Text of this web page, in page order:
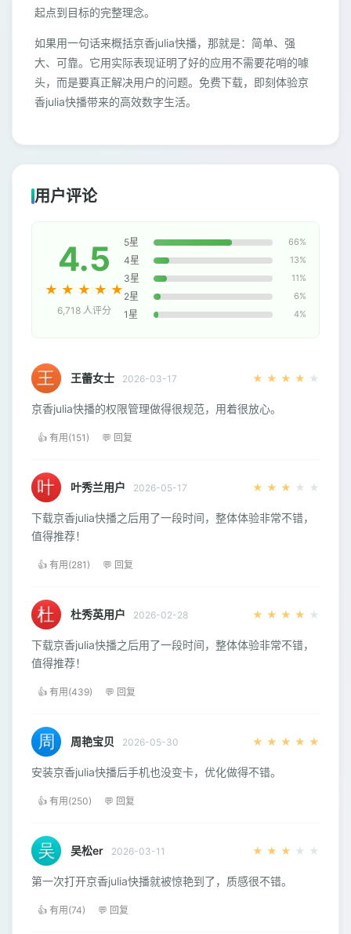
起点到目标的完整理念。
如果用一句话来概括京香julia快播，那就是：简单、强
大、可靠。它用实际表现证明了好的应用不需要花哨的噱
头，而是要真正解决用户的问题。免费下载，即刻体验京
香julia快播带来的高效数字生活。
用户评论
4.5
★ ★ ★ ★ ★
6,718 人评分
5星 66%
4星 13%
3星 11%
2星 6%
1星 4%
王蕾女士 2026-03-17 ★ ★ ★ ★ ★
京香julia快播的权限管理做得很规范，用着很放心。
👍 有用(151) 💬 回复
叶秀兰用户 2026-05-17 ★ ★ ★ ★ ★
下载京香julia快播之后用了一段时间，整体体验非常不错，
值得推荐！
👍 有用(281) 💬 回复
杜秀英用户 2026-02-28 ★ ★ ★ ★ ★
下载京香julia快播之后用了一段时间，整体体验非常不错，
值得推荐！
👍 有用(439) 💬 回复
周艳宝贝 2026-05-30 ★ ★ ★ ★ ★
安装京香julia快播后手机也没变卡，优化做得不错。
👍 有用(250) 💬 回复
吴松er 2026-03-11 ★ ★ ★ ★ ★
第一次打开京香julia快播就被惊艳到了，质感很不错。
👍 有用(74) 💬 回复